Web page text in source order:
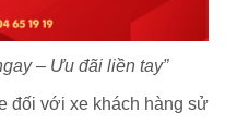
– Ưu đãi liền tay”
đối với xe khách hàng sử